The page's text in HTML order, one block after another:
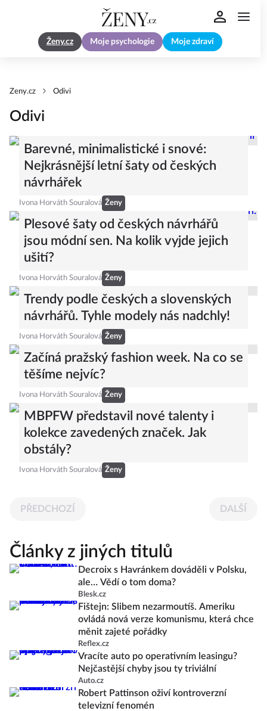
Ženy.cz Moje psychologie Moje zdraví
Zeny.cz Odivi
Odivi
Barevné, minimalistické i snové:
Nejkrásnější letní šaty od českých
návrhářek
Ivona Horváth Souralová Ženy
Plesové šaty od českých návrhářů
jsou módní sen. Na kolik vyjde jejich
ušití?
Ivona Horváth Souralová Ženy
Trendy podle českých a slovenských
návrhářů. Tyhle modely nás nadchly!
Ivona Horváth Souralová Ženy
Začíná pražský fashion week. Na co se
těšíme nejvíc?
Ivona Horváth Souralová Ženy
MBPFW představil nové talenty i
kolekce zavedených značek. Jak
obstály?
Ivona Horváth Souralová Ženy
PŘEDCHOZÍ DALŠÍ
Články z jiných titulů
Decroix s Havránkem dováděli v Polsku,
ale… Vědí o tom doma?
Blesk.cz
Fištejn: Slibem nezarmoutíš. Ameriku
ovládá nová verze komunismu, která chce
měnit zajeté pořádky
Reflex.cz
Vracíte auto po operativním leasingu?
Nejčastější chyby jsou ty triviální
Auto.cz
Robert Pattinson oživí kontroverzní
televizní fenomén